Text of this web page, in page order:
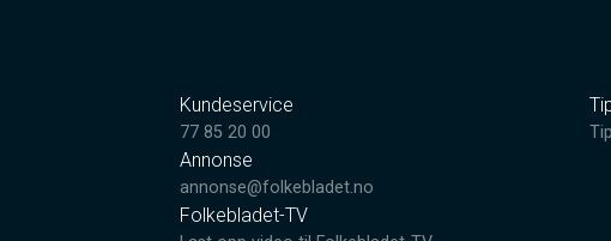
Kundeservice
77 85 20 00
Annonse
annonse@folkebladet.no
Folkebladet-TV